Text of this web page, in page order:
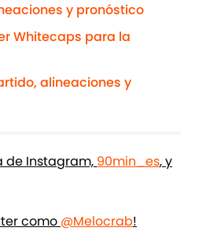
y pronóstico
Whitecaps para la
alineaciones y
de Instagram, 90min_es, y
como @Melocrab!